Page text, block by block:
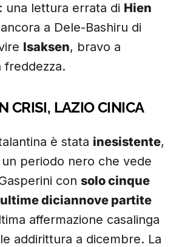
una lettura errata di Hien
a Dele-Bashiru di
Isaksen, bravo a
freddezza.
CRISI, LAZIO CINICA
è stata inesistente,
periodo nero che vede
con solo cinque
diciannove partite
affermazione casalinga
addirittura a dicembre. La